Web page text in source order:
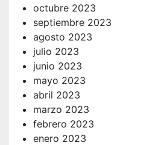
octubre 2023
septiembre 2023
agosto 2023
julio 2023
junio 2023
mayo 2023
abril 2023
marzo 2023
febrero 2023
enero 2023